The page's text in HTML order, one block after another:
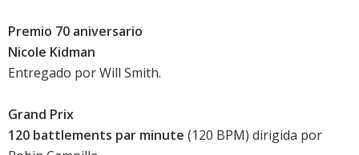
Premio 70 aniversario
Nicole Kidman
Entregado porWill Smith.
Grand Prix
120 battlements par minute (120 BPM) dirigida por